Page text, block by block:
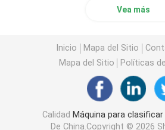
Vea más
Inicio Mapa del Sitio
Mapa del Sitio
Políticas
Calidad Máquina para
De China.Copyright © 2026